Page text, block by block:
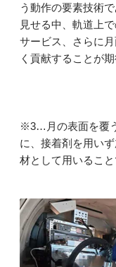
う動作の要素技術
見せる中、軌道上
サービス、さらに
く貢献することが期
※3…月の表面を覆
に、接着剤を用い
材として用いるこ